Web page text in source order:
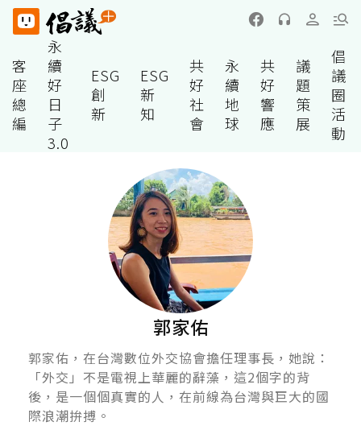
客
座
總
編
永
續
好
日
子
3.0
ESG
創
新
ESG
新
知
共
好
社
會
永
續
地
球
共
好
響
應
議
題
策
展
倡
議
圈
活
動
郭家佑
郭家佑，在台灣數位外交協會擔任理事長，她說：
「外交」不是電視上華麗的辭藻，這2個字的背
後，是一個個真實的人，在前線為台灣與巨大的國
際浪潮拚搏。